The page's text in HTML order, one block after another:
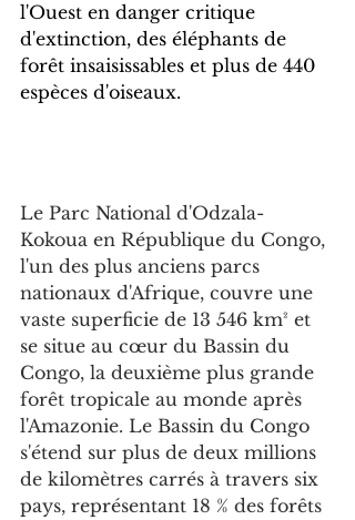
l'Ouest en danger critique
d'extinction, des éléphants de
forêt insaisissables et plus de 440
espèces d'oiseaux.
Le Parc National d'Odzala-
Kokoua en République du Congo,
l'un des plus anciens parcs
nationaux d'Afrique, couvre une
vaste superficie de 13 546 km² et
se situe au cœur du Bassin du
Congo, la deuxième plus grande
forêt tropicale au monde après
l'Amazonie. Le Bassin du Congo
s'étend sur plus de deux millions
de kilomètres carrés à travers six
pays, représentant 18 % des forêts